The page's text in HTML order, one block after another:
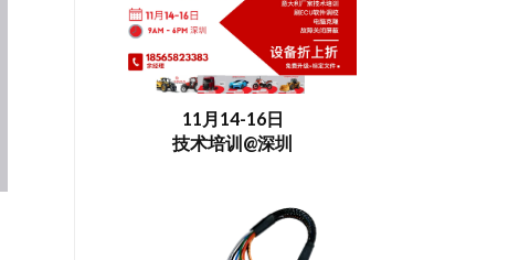
11月14-16日
技术培训@深圳